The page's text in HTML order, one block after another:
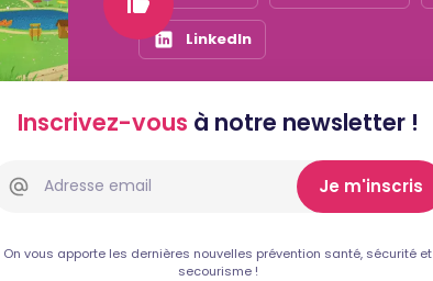
LinkedIn
Inscrivez-vous à notre newsletter !
On vous apporte les dernières nouvelles prévention santé, sécurité et
secourisme !